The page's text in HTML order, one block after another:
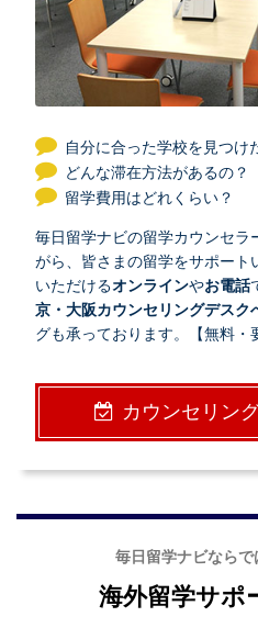
自分に合った学校を見つけ
どんな滞在方法があるの？
留学費用はどれくらい？
毎日留学ナビの留学カウンセラ
がら、皆さまの留学をサポート
いただけるオンラインやお電話
京・大阪カウンセリングデスク
グも承っております。【無料・
カウンセリン
毎日留学ナビならで
海外留学サポ